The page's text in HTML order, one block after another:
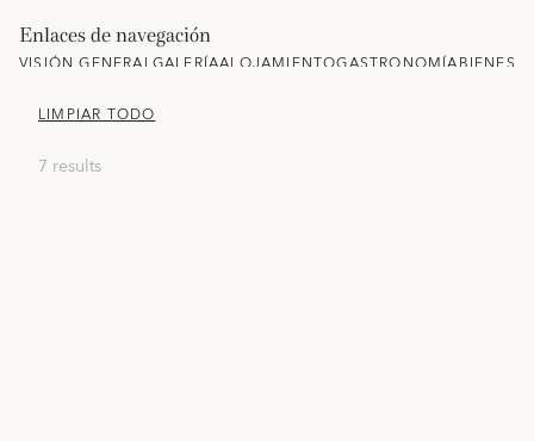
Enlaces de navegación
VISIÓN GENERAL GALERÍAALOJAMIENTOGASTRONOMÍA
LIMPIAR TODO
7 results